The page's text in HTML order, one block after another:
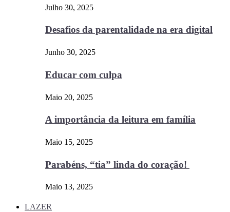
Julho 30, 2025
Desafios da parentalidade na era digital
Junho 30, 2025
Educar com culpa
Maio 20, 2025
A importância da leitura em família
Maio 15, 2025
Parabéns, “tia” linda do coração!
Maio 13, 2025
LAZER